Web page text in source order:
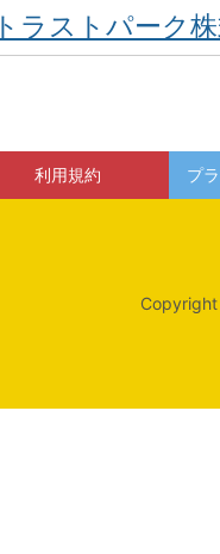
トラストパーク
利用規約 プ